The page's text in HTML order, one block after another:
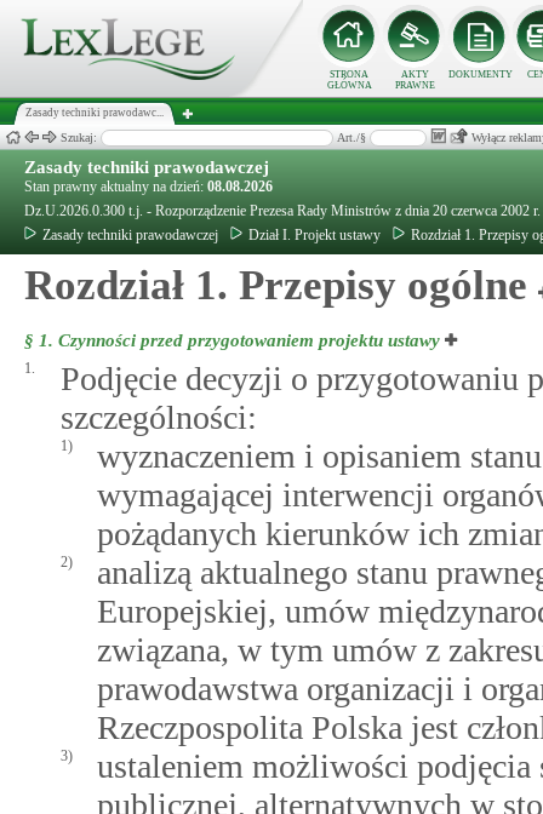
STRONA
GŁÓWNA
AKTY
PRAWNE
DOKUMENTY
Zasady techniki prawodawc...
Szukaj: Art./§ Wyłącz
Zasady techniki prawodawczej
Stan prawny aktualny na dzień: 08.08.2026
Dz.U.2026.0.300 t.j. - Rozporządzenie Prezesa Rady Ministrów z dnia 20 czerwca 2002
Zasady techniki prawodawczej
Dział I. Projekt ustawy Rozdział 1. Przepisy
Rozdział 1. Przepisy ogólne
§ 1. Czynności przed przygotowaniem projektu ustawy
1.
Podjęcie decyzji o przygotowaniu
szczególności:
1)
wyznaczeniem i opisaniem
wymagającej interwencji
pożądanych kierunków ich
2)
analizą aktualnego stanu
Europejskiej, umów
związana, w tym umów z
prawodawstwa organizacji i
Rzeczpospolita Polska jest
3)
ustaleniem możliwości
publicznej, alternatywnych w